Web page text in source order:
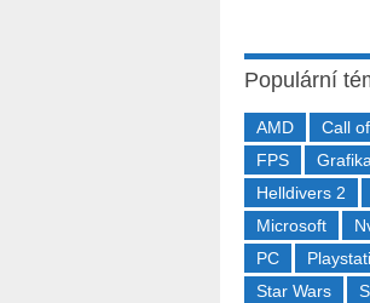
Populární
AMD Call
FPS
Grafika
Helldivers 2
Microsoft
PC
Star Wars